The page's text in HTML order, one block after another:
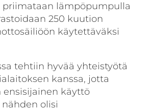
priimataan lämpöpumpulla
250 kuution
käytettäväksi
tehtiin hyvää yhteistyötä
kanssa, jotta
käyttö
olisi